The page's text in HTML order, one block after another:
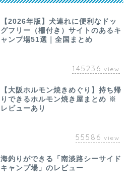
【2026年版】犬連れに便利なドッ
グフリー（柵付き）サイトのあるキ
ャンプ場51選｜全国まとめ
145236 view
【大阪ホルモン焼きめぐり】持ち帰
りできるホルモン焼き屋まとめ ※
レビューあり
55586 view
海釣りができる「南淡路シーサイド
キャンプ場」のレビュー